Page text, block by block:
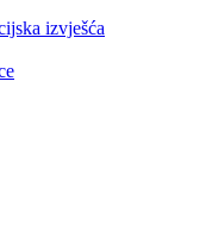
izvješća